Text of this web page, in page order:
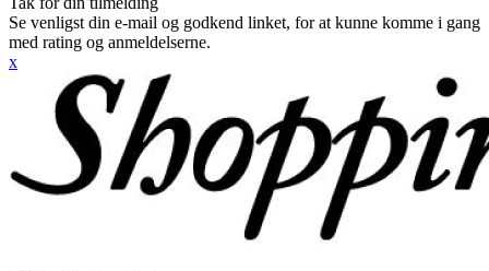
Se venligst din e-mail og godkend linket, for at kunne komme i gang
med rating og anmeldelserne.
x